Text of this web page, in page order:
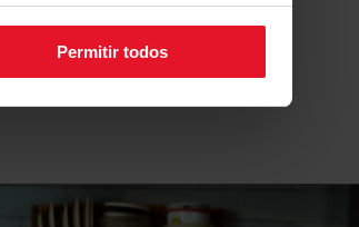
Permitir todos
o tempo selecionado, a
a zona de aquecimento e